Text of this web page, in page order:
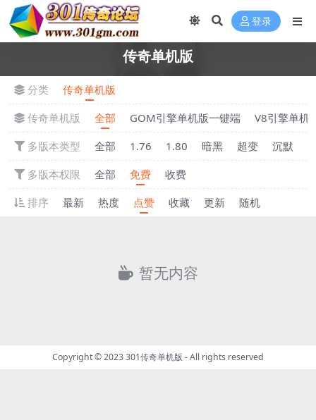
登录
传奇单机版
分类
传奇单机版
传奇单机版
全部 GOM引擎单机版一键端
V8引擎单机
多版本类型
全部 1.76 1.80 暗黑 超变 沉默
多版本权限
全部 免费
收费
排序
最新 热度 点赞 收藏 更新 随机
暂无内容
Copyright © 2023301传奇单机版 - All rights reserved